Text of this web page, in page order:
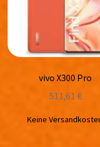
vivo X300 Pro
511,61 €
Keine